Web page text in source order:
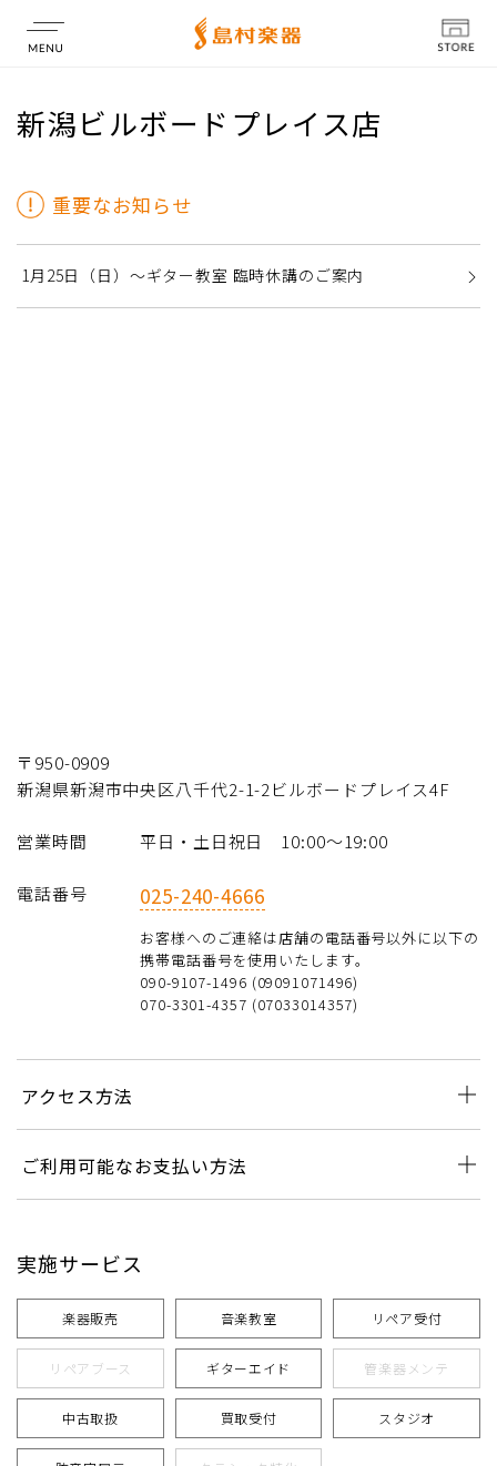
店舗情報
新潟ビルボードプレイス店
重要なお知らせ
1月25日（日）～ギター教室 臨時休講のご案内
〒950-0909
新潟県新潟市中央区八千代2-1-2ビルボードプレイス4F
営業時間 平日・土日祝日 10:00～19:00
電話番号 025-240-4666
お客様へのご連絡は店舗の電話番号以外に以下の
携帯電話番号を使用いたします。
090-9107-1496 (09091071496)
070-3301-4357 (07033014357)
アクセス方法
ご利用可能なお支払い方法
実施サービス
楽器販売 音楽教室 リペア受付
リペアブース ギターエイド 管楽器メンテ
中古取扱 買取受付 スタジオ